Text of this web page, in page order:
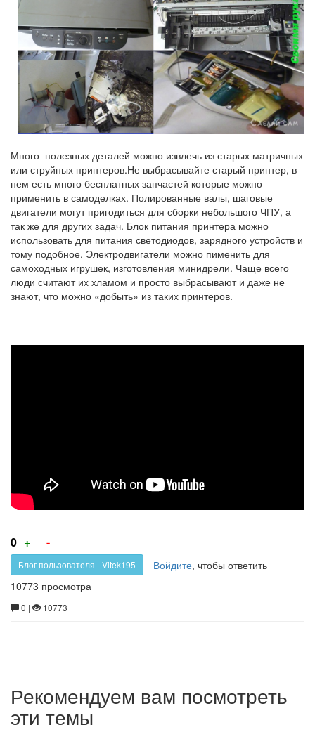
Много полезных деталей можно извлечь из старых матричных
или струйных принтеров.Не выбрасывайте старый принтер, в
нем есть много бесплатных запчастей которые можно
применить в самоделках. Полированные валы, шаговые
двигатели могут пригодиться для сборки небольшого ЧПУ, а
так же для других задач. Блок питания принтера можно
использовать для питания светодиодов, зарядного устройств и
тому подобное. Электродвигатели можно пименить для
самоходных игрушек, изготовления минидрели. Чаще всего
люди считают их хламом и просто выбрасывают и даже не
знают, что можно «добыть» из таких принтеров.
старого
принтера\
What
can
be
done
from
0 +
за!
-
против!
Блог пользователя - Vitek195 Войдите, чтобы ответить
10773 просмотра
0 | 10773
Рекомендуем вам посмотреть
эти темы